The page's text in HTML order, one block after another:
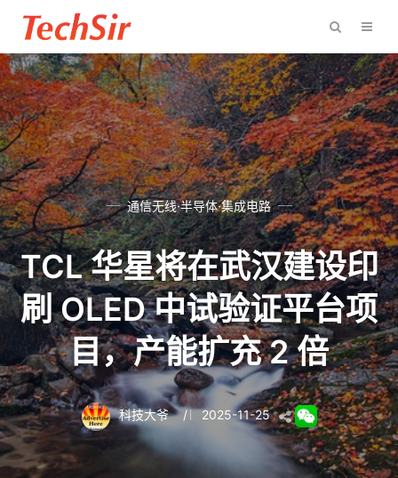
通信无线·半导体·集成电路
TCL 华星将在武汉建设印
刷 OLED 中试验证平台项
目，产能扩充 2 倍
科技大爷 / 2025-11-25